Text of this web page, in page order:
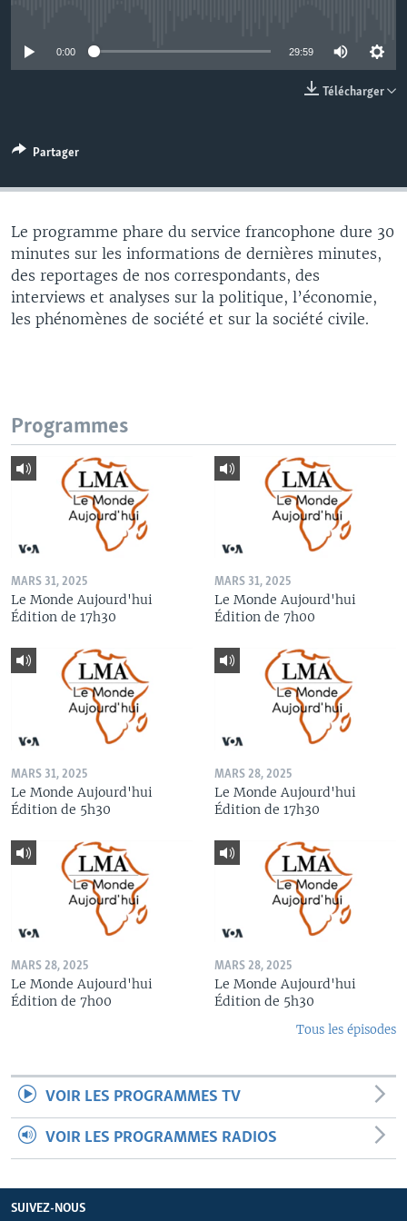
0:00 29:59
Télécharger
Partager
Le programme phare du service francophone dure 30
minutes sur les informations de dernières minutes,
des reportages de nos correspondants, des
interviews et analyses sur la politique, l’économie,
les phénomènes de société et sur la société civile.
Programmes
MARS 31, 2025
Le Monde Aujourd'hui
Édition de 17h30
MARS 31, 2025
Le Monde Aujourd'hui
Édition de 7h00
MARS 31, 2025
Le Monde Aujourd'hui
Édition de 5h30
MARS 28, 2025
Le Monde Aujourd'hui
Édition de 17h30
MARS 28, 2025
Le Monde Aujourd'hui
Édition de 7h00
MARS 28, 2025
Le Monde Aujourd'hui
Édition de 5h30
Tous les épisodes
VOIR LES PROGRAMMES TV
VOIR LES PROGRAMMES RADIOS
SUIVEZ-NOUS